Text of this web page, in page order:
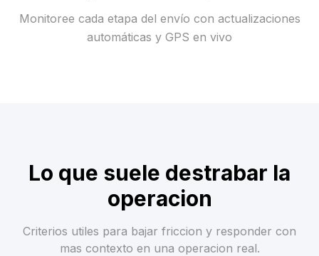
Monitoree cada etapa del envío con actualizaciones
automáticas y GPS en vivo
Lo que suele destrabar la
operacion
Criterios utiles para bajar friccion y responder con
mas contexto en una operacion real.